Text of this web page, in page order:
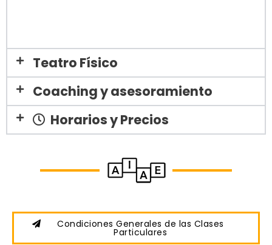
Teatro Físico
Coaching y asesoramiento
Horarios y Precios
Condiciones Generales de las Clases
Particulares